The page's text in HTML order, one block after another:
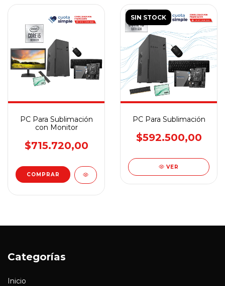
PC Para Sublimación
con Monitor
$715.720,00
SIN STOCK
PC Para Sublimación
$592.500,00
VER
Categorías
Inicio